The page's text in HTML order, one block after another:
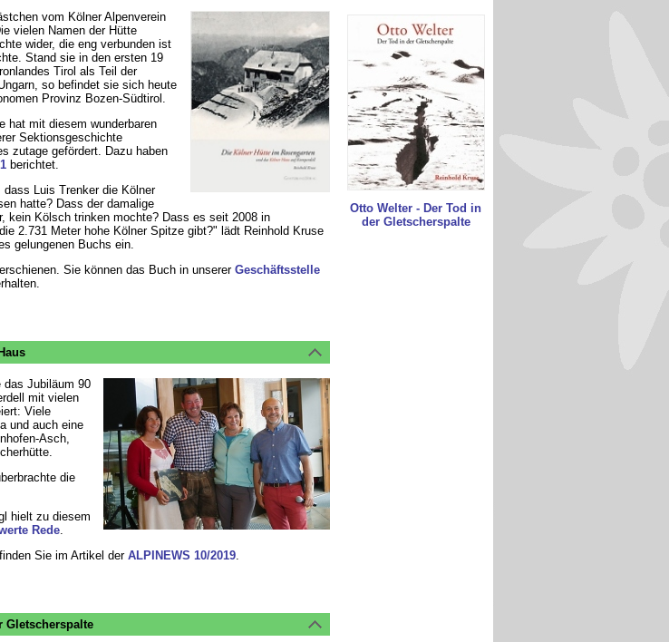
vom Kölner Alpenverein
vielen Namen der Hütte
wider, die eng verbunden ist
Stand sie in den ersten 19
Tirol als Teil der
so befindet sie sich heute
Provinz Bozen-Südtirol.
hat mit diesem wunderbaren
Sektionsgeschichte
zutage gefördert. Dazu haben
berichtet.
Luis Trenker die Kölner
hatte? Dass der damalige
kein Kölsch trinken mochte? Dass es seit 2008 in
2.731 Meter hohe Kölner Spitze gibt?" lädt Reinhold Kruse
gelungenen Buchs ein.
Sie können das Buch in unsererGeschäftsstelle
das Jubiläum 90
mit vielen
Viele
und auch eine
Asch,
die
hielt zu diesem
Rede.
Sie im Artikel derALPINEWS 10/2019.
Gletscherspalte
Otto Welter - Der Tod in
der Gletscherspalte